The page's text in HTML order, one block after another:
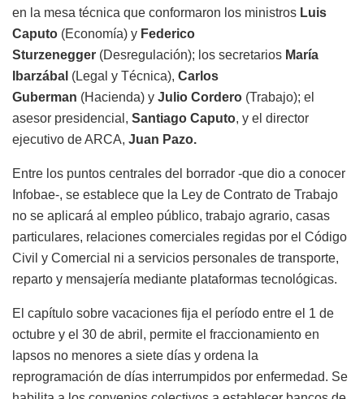
en la mesa técnica que conformaron los ministros Luis
Caputo (Economía) y Federico
Sturzenegger (Desregulación); los secretarios María
Ibarzábal (Legal y Técnica), Carlos
Guberman (Hacienda) y Julio Cordero (Trabajo); el
asesor presidencial, Santiago Caputo, y el director
ejecutivo de ARCA, Juan Pazo.
Entre los puntos centrales del borrador -que dio a conocer
Infobae-, se establece que la Ley de Contrato de Trabajo
no se aplicará al empleo público, trabajo agrario, casas
particulares, relaciones comerciales regidas por el Código
Civil y Comercial ni a servicios personales de transporte,
reparto y mensajería mediante plataformas tecnológicas.
El capítulo sobre vacaciones fija el período entre el 1 de
octubre y el 30 de abril, permite el fraccionamiento en
lapsos no menores a siete días y ordena la
reprogramación de días interrumpidos por enfermedad. Se